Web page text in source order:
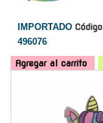
IMPORTADO
496076
Agregar al carrito